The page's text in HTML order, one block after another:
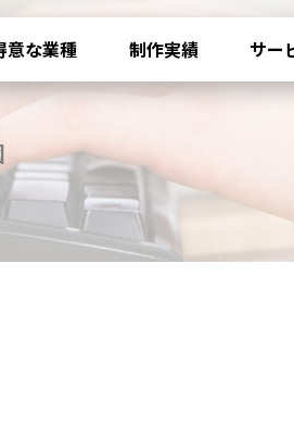
意な業種 制作実績 サー